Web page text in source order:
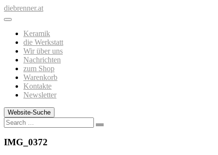
Zum
Inhalt
diebrenner.at
Keramik
die Werkstatt
Wir über uns
Nachrichten
zum Shop
Warenkorb
Kontakte
Newsletter
Website-Suche
Search
IMG_0372